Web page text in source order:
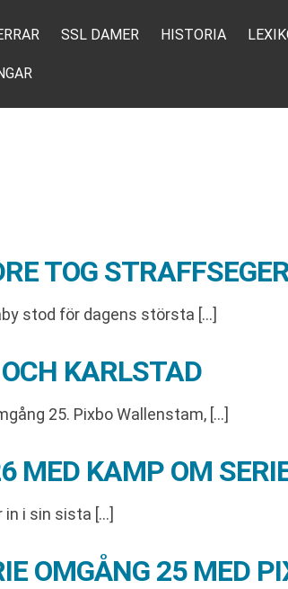
SSL DAMER HISTORIA
TOG
stod för dagens största […]
KARLSTAD
25. Pixbo Wallenstam, […]
KAMP OM
i sin sista […]
OMGÅNG 25 MED